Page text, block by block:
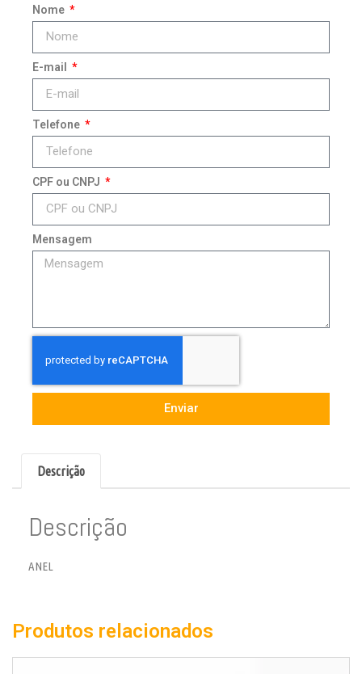
Nome
E-mail
Telefone
CPF ou CNPJ
Mensagem
Enviar
Descrição
Descrição
ANEL
Produtos relacionados